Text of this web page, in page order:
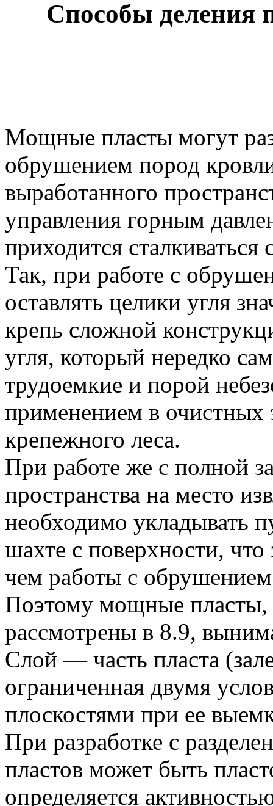
Способы деления
Мощные пласты могут
обрушением пород
выработанного
управления горным
приходится
Так, при работе с
оставлять целики угля
крепь сложной
угля, который нередко
трудоемкие и порой
применением в очистных
крепежного леса.
При работе же с полной
пространства на место
необходимо укладывать
шахте с поверхности,
чем работы с
Поэтому мощные пласты,
рассмотрены в 8.9,
Слой — часть пласта
ограниченная двумя
плоскостями при ее
При разработке с
пластов может быть
определяется